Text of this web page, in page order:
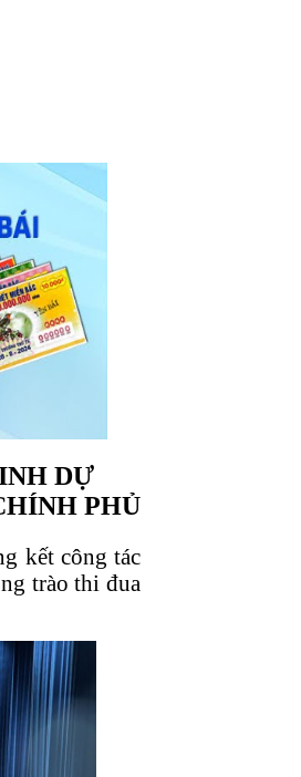
DỰ
PHỦ
kết công tác
trào thi đua